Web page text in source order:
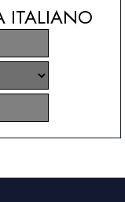
ITALIANO